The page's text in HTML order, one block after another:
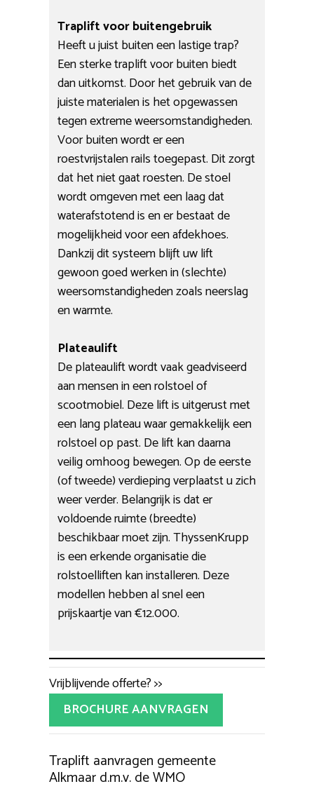
Traplift voor buitengebruik
Heeft u juist buiten een lastige trap?
Een sterke traplift voor buiten biedt
dan uitkomst. Door het gebruik van de
juiste materialen is het opgewassen
tegen extreme weersomstandigheden.
Voor buiten wordt er een
roestvrijstalen rails toegepast. Dit zorgt
dat het niet gaat roesten. De stoel
wordt omgeven met een laag dat
waterafstotend is en er bestaat de
mogelijkheid voor een afdekhoes.
Dankzij dit systeem blijft uw lift
gewoon goed werken in (slechte)
weersomstandigheden zoals neerslag
en warmte.
Plateaulift
De plateaulift wordt vaak geadviseerd
aan mensen in een rolstoel of
scootmobiel. Deze lift is uitgerust met
een lang plateau waar gemakkelijk een
rolstoel op past. De lift kan daarna
veilig omhoog bewegen. Op de eerste
(of tweede) verdieping verplaatst u zich
weer verder. Belangrijk is dat er
voldoende ruimte (breedte)
beschikbaar moet zijn. ThyssenKrupp
is een erkende organisatie die
rolstoelliften kan installeren. Deze
modellen hebben al snel een
prijskaartje van €12.000.
Vrijblijvende offerte? >>
BROCHURE AANVRAGEN
Traplift aanvragen gemeente
Alkmaar d.m.v. de WMO